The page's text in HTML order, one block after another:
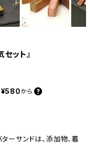
ット』
¥580 から
ーサンドは、添加物、着